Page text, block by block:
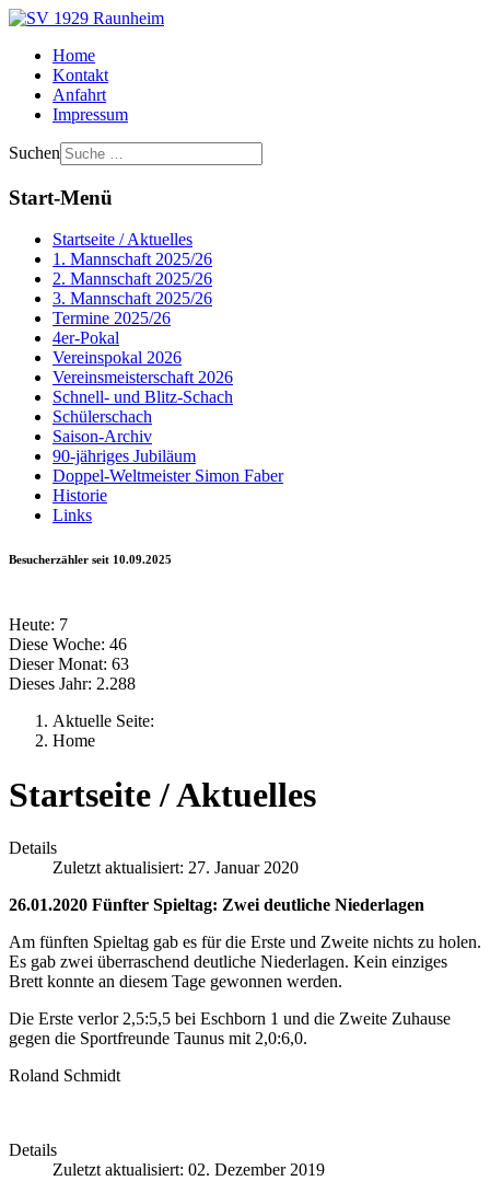
Home
Kontakt
Anfahrt
Impressum
Suchen
Start-Menü
Startseite / Aktuelles
1. Mannschaft 2025/26
2. Mannschaft 2025/26
3. Mannschaft 2025/26
Termine 2025/26
4er-Pokal
Vereinspokal 2026
Vereinsmeisterschaft 2026
Schnell- und Blitz-Schach
Schülerschach
Saison-Archiv
90-jähriges Jubiläum
Doppel-Weltmeister Simon Faber
Historie
Links
Besucherzähler seit 10.09.2025
Heute: 7
Diese Woche: 46
Dieser Monat: 63
Dieses Jahr: 2.288
Aktuelle Seite:
Home
Startseite / Aktuelles
Details
Zuletzt aktualisiert: 27. Januar 2020
26.01.2020 Fünfter Spieltag: Zwei deutliche Niederlagen
Am fünften Spieltag gab es für die Erste und Zweite nichts zu holen.
Es gab zwei überraschend deutliche Niederlagen. Kein einziges
Brett konnte an diesem Tage gewonnen werden.
Die Erste verlor 2,5:5,5 bei Eschborn 1 und die Zweite Zuhause
gegen die Sportfreunde Taunus mit 2,0:6,0.
Roland Schmidt
Details
Zuletzt aktualisiert: 02. Dezember 2019